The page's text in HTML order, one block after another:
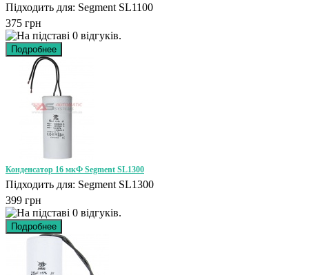
Підходить для: Segment SL1100
375 грн
Конденсатор 16 мкФ Segment SL1300
Підходить для: Segment SL1300
399 грн